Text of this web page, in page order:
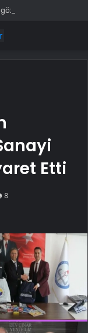
alındı
Etti
8